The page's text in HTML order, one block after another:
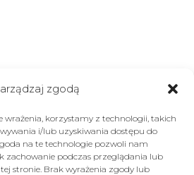
zgodą
wrażenia, korzystamy z technologii, takich
i/lub uzyskiwania dostępu do
na te technologie pozwoli nam
zachowanie podczas przeglądania lub
stronie. Brak wyrażenia zgody lub